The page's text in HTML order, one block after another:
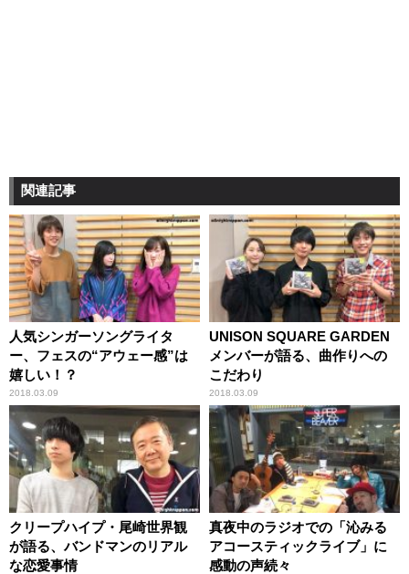
関連記事
人気シンガーソングライタ
ー、フェスの“アウェー感”は
嬉しい！？
2018.03.09
UNISON SQUARE GARDEN
メンバーが語る、曲作りへの
こだわり
2018.03.09
クリープハイプ・尾崎世界観
が語る、バンドマンのリアル
な恋愛事情
真夜中のラジオでの「沁みる
アコースティックライブ」に
感動の声続々